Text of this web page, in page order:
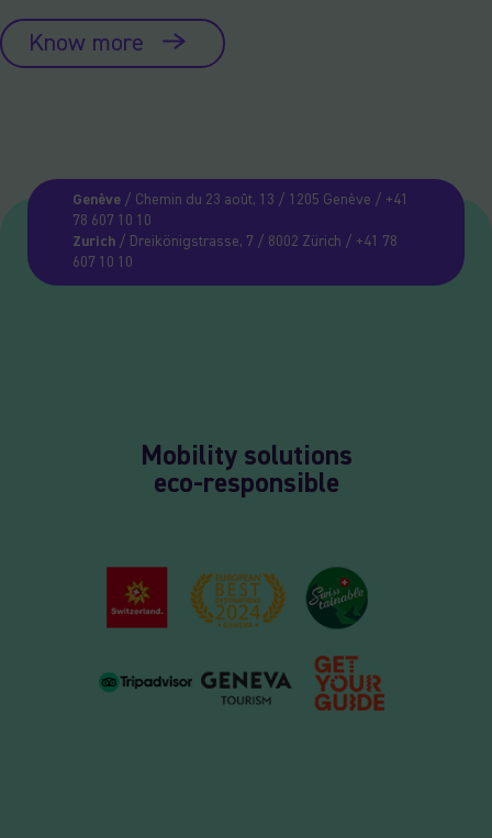
Know more
Genève/ Chemin du 23 août, 13 / 1205 Genève / +41
78 607 10 10
Zurich/ Dreikönigstrasse, 7 / 8002 Zürich / +41 78
607 10 10
Mobility solutions
eco-responsible